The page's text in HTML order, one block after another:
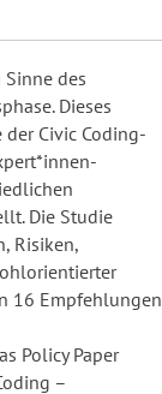
des
Dieses
der Civic Coding-
Die Studie
Risiken,
16 Empfehlungen
Policy Paper
–